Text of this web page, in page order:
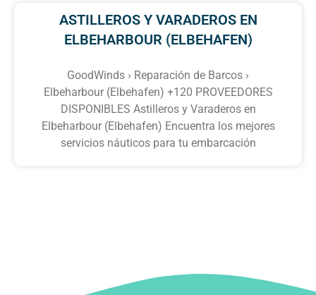
ASTILLEROS Y VARADEROS EN
ELBEHARBOUR (ELBEHAFEN)
GoodWinds › Reparación de Barcos ›
Elbeharbour (Elbehafen) +120 PROVEEDORES
DISPONIBLES Astilleros y Varaderos en
Elbeharbour (Elbehafen) Encuentra los mejores
servicios náuticos para tu embarcación